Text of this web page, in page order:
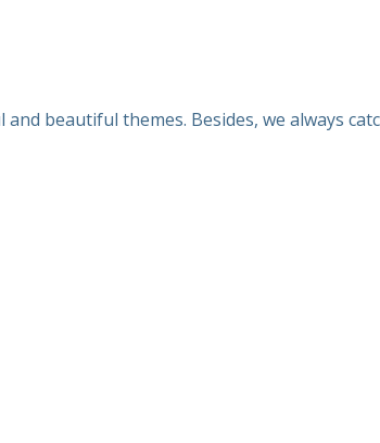
beautiful themes. Besides, we always